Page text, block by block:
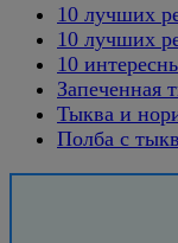
10 лучших
10 лучших
10
Запеченная
Тыква и
Полба с